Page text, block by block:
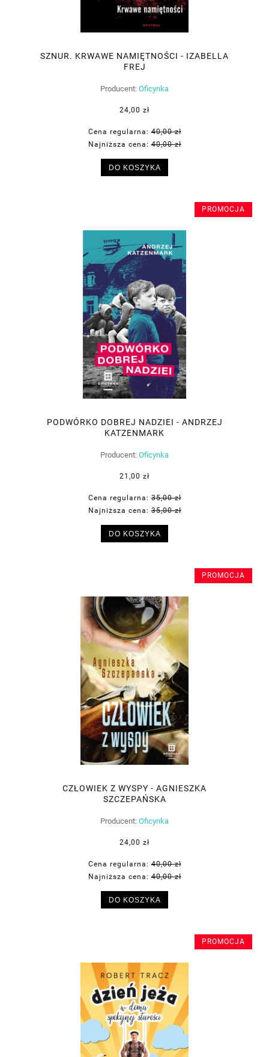
SZNUR. KRWAWE NAMIĘTNOŚCI - IZABELLA
FREJ
Producent: Oficynka
24,00 zł
Cena regularna:40,00 zł
Najniższa cena:40,00 zł
DO KOSZYKA
PODWÓRKO DOBREJ NADZIEI - ANDRZEJ
KATZENMARK
Producent: Oficynka
21,00 zł
Cena regularna:35,00 zł
Najniższa cena:35,00 zł
DO KOSZYKA
PROMOCJA
CZŁOWIEK Z WYSPY - AGNIESZKA
SZCZEPAŃSKA
Producent: Oficynka
24,00 zł
Cena regularna:40,00 zł
Najniższa cena:40,00 zł
DO KOSZYKA
PROMOCJA
PROMOCJA